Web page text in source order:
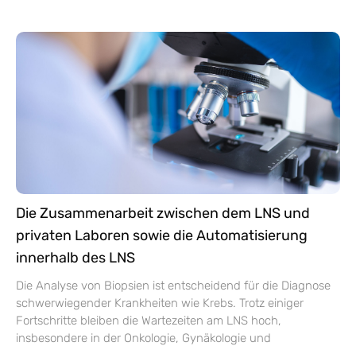
Die Zusammenarbeit zwischen dem LNS und
privaten Laboren sowie die Automatisierung
innerhalb des LNS
Die Analyse von Biopsien ist entscheidend für die Diagnose
schwerwiegender Krankheiten wie Krebs. Trotz einiger
Fortschritte bleiben die Wartezeiten am LNS hoch,
insbesondere in der Onkologie, Gynäkologie und